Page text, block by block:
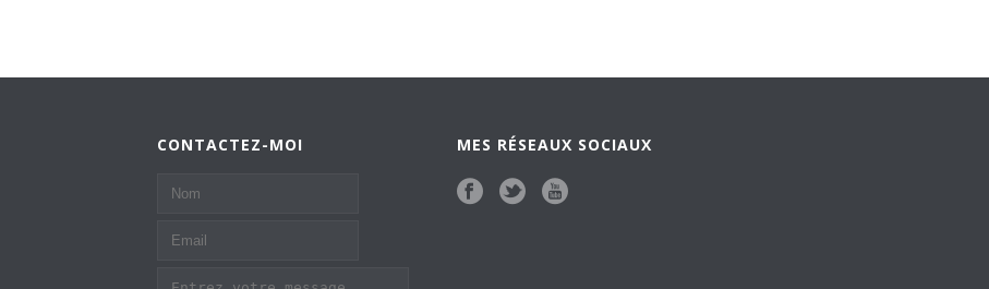
CONTACTEZ-MOI MES RÉSEAUX SOCIAUX